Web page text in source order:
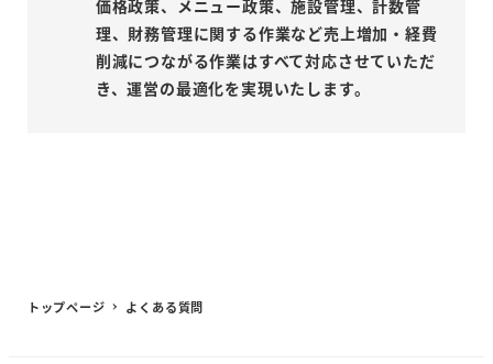
価格政策、メニュー政策、施設管理、計数管
理、財務管理に関する作業など売上増加・経費
削減につながる作業はすべて対応させていただ
き、運営の最適化を実現いたします。
トップページ よくある質問